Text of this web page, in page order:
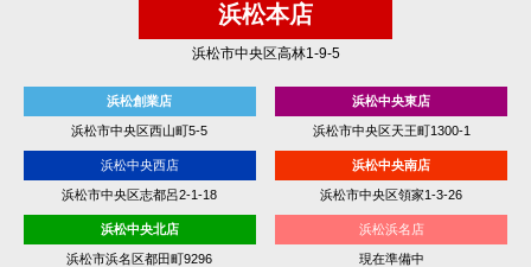
浜松本店
浜松市中央区高林1-9-5
浜松創業店
浜松市中央区西山町5-5
浜松中央東店
浜松市中央区天王町1300-1
浜松中央西店
浜松市中央区志都呂2-1-18
浜松中央南店
浜松市中央区領家1-3-26
浜松中央北店
浜松市浜名区都田町9296
浜松浜名店
現在準備中